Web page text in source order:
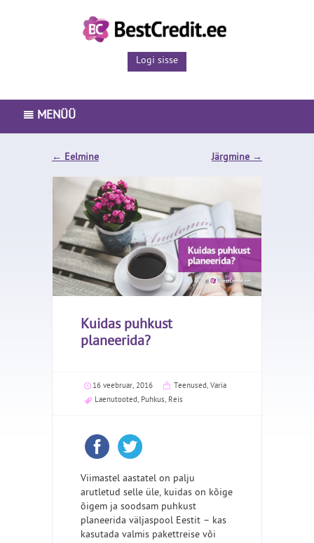
Logi sisse
MENÜÜ
PEAMENÜÜ
LAENUTOOTED
ISETEENINDUS
ETTEVÕTTEST
BLOGI
←Eelmine Järgmine→
Kuidas puhkust
planeerida?
16 veebruar, 2016 Teenused, Varia
Laenutooted, Puhkus, Reis
Viimastel aastatel on palju
arutletud selle üle, kuidas on kõige
õigem ja soodsam puhkust
planeerida väljaspool Eestit – kas
kasutada valmis pakettreise või